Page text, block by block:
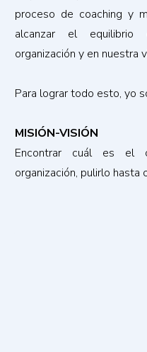
proceso de coaching y
alcanzar el equilibrio
organización y en nuestra
Para lograr todo esto, yo
MISIÓN-VISIÓN
Encontrar cuál es el
organización, pulirlo hasta